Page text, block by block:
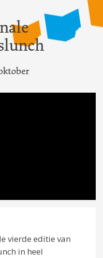
vierde editie van
in heel